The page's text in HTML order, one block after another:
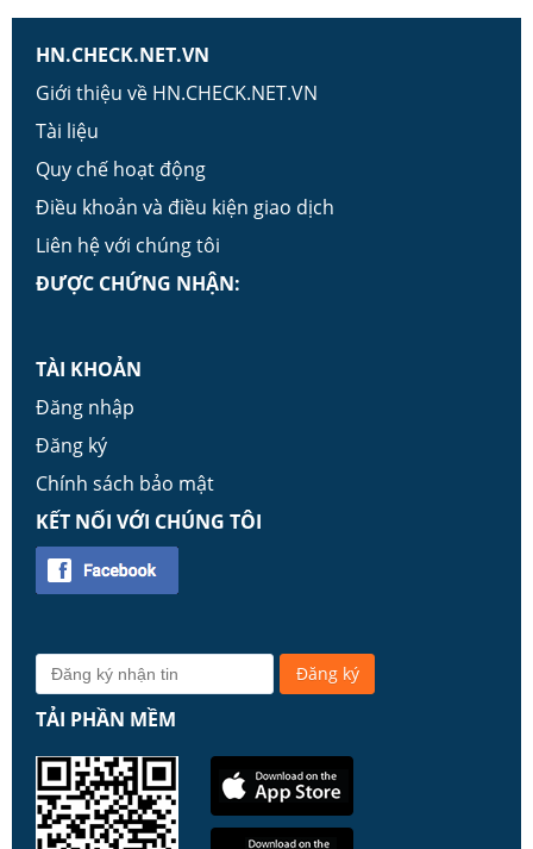
HN.CHECK.NET.VN
Giới thiệu về HN.CHECK.NET.VN
Tài liệu
Quy chế hoạt động
Điều khoản và điều kiện giao dịch
Liên hệ với chúng tôi
ĐƯỢC CHỨNG NHẬN:
TÀI KHOẢN
Đăng nhập
Đăng ký
Chính sách bảo mật
KẾT NỐI VỚI CHÚNG TÔI
TẢI PHẦN MỀM